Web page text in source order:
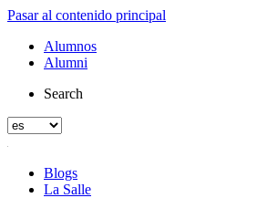
Pasar al contenido principal
Alumnos
Alumni
Search
Blogs
La Salle